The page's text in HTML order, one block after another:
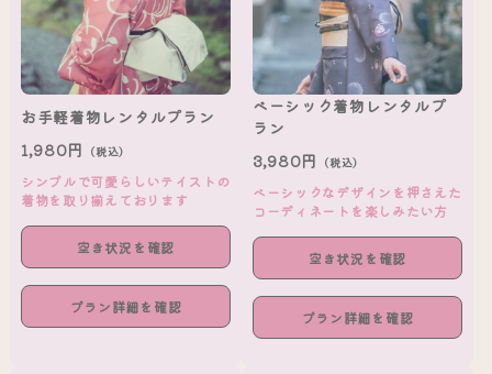
お手軽着物レンタルプラン
1,980円 （税込）
シンプルで可愛らしいテイストの
着物を取り揃えております
空き状況を確認
プラン詳細を確認
ベーシック着物レンタルプ
ラン
3,980円 （税込）
ベーシックなデザインを押さえた
コーディネートを楽しみたい方
空き状況を確認
プラン詳細を確認